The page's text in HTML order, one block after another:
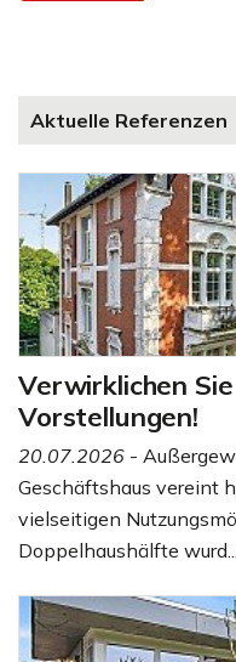
Aktuelle Referenzen
Verwirklichen
Vorstellungen!
20.07.2026 -
Geschäftshaus vereint
vielseitigen
Doppelhaushälfte wurd...